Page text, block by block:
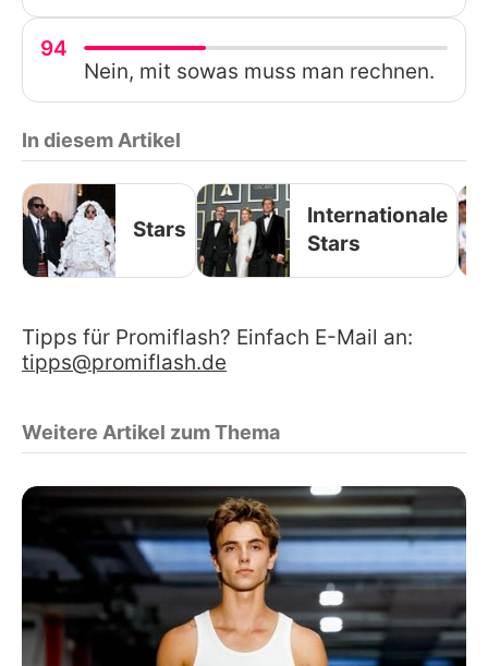
94
Nein, mit sowas muss man rechnen.
In diesem Artikel
Stars
Internationale
Stars
Tipps für Promiflash? Einfach E-Mail an:
tipps@promiflash.de
Weitere Artikel zum Thema